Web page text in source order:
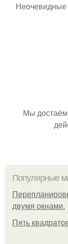
Мы достаём
Популярные
двумя oкнaми.
Пять